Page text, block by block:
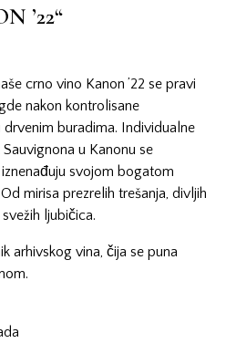
’22“
crno vino Kanon ’22 se pravi
nakon kontrolisane
buradima. Individualne
u Kanonu se
svojom bogatom
mirisa prezrelih trešanja, divljih
ljubičica.
arhivskog vina, čija se puna